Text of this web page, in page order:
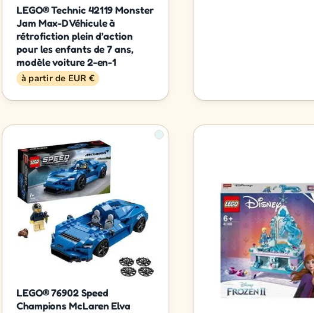
LEGO® Technic 42119 Monster
Jam Max-D Véhicule à
rétrofiction plein d’action
pour les enfants de 7 ans,
modèle voiture 2-en-1
à partir de EUR €
LEGO® 76902 Speed
Champions McLaren Elva